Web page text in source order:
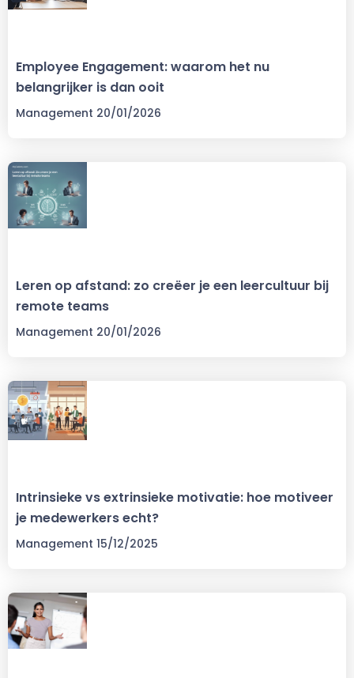
Employee Engagement: waarom het nu
belangrijker is dan ooit
Management 20/01/2026
Leren op afstand: zo creëer je een leercultuur bij
remote teams
Management 20/01/2026
Intrinsieke vs extrinsieke motivatie: hoe motiveer
je medewerkers echt?
Management 15/12/2025